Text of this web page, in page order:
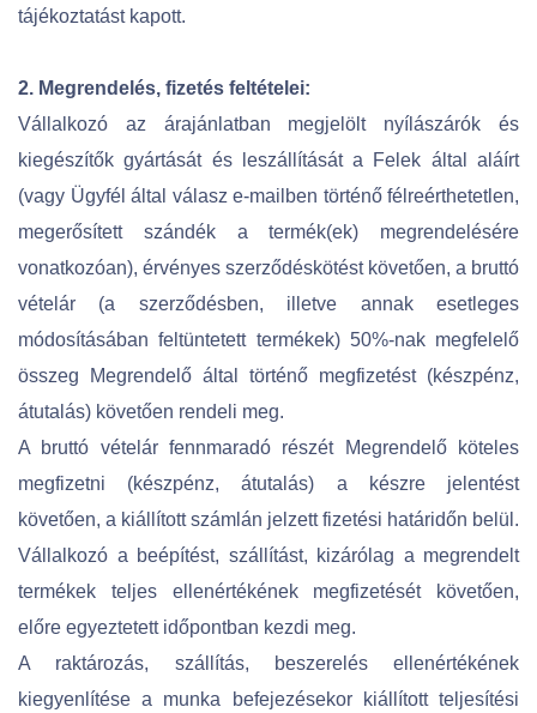
tájékoztatást kapott.
2. Megrendelés, fizetés feltételei:
Vállalkozó az árajánlatban megjelölt nyílászárók és
kiegészítők gyártását és leszállítását a Felek által aláírt
(vagy Ügyfél által válasz e-mailben történő félreérthetetlen,
megerősített szándék a termék(ek) megrendelésére
vonatkozóan), érvényes szerződéskötést követően, a bruttó
vételár (a szerződésben, illetve annak esetleges
módosításában feltüntetett termékek) 50%-nak megfelelő
összeg Megrendelő által történő megfizetést (készpénz,
átutalás) követően rendeli meg.
A bruttó vételár fennmaradó részét Megrendelő köteles
megfizetni (készpénz, átutalás) a készre jelentést
követően, a kiállított számlán jelzett fizetési határidőn belül.
Vállalkozó a beépítést, szállítást, kizárólag a megrendelt
termékek teljes ellenértékének megfizetését követően,
előre egyeztetett időpontban kezdi meg.
A raktározás, szállítás, beszerelés ellenértékének
kiegyenlítése a munka befejezésekor kiállított teljesítési